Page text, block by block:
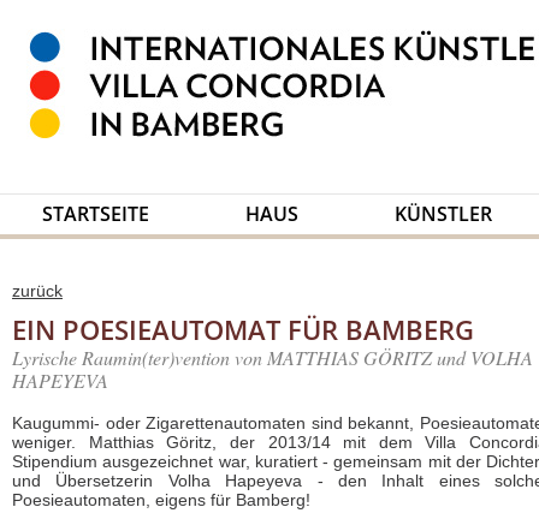
STARTSEITE HAUS KÜNSTLER
zurück
EIN POESIEAUTOMAT FÜR BAMBERG
Lyrische Raumin(ter)vention von MATTHIAS GÖRITZ und VOLHA
HAPEYEVA
Kaugummi- oder Zigarettenautomaten sind bekannt,
weniger. Matthias Göritz, der 2013/14 mit dem Villa
Stipendium ausgezeichnet war, kuratiert - gemeinsam mit der
und Übersetzerin Volha Hapeyeva - den Inhalt eines
Poesieautomaten, eigens für Bamberg!